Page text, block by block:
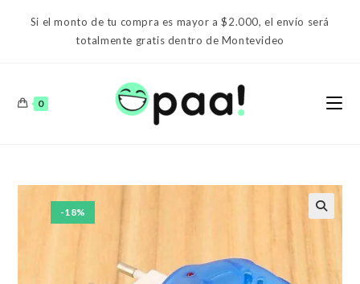
Si el monto de tu compra es mayor a $2.000, el envío será
totalmente gratis dentro de Montevideo
0
-18%